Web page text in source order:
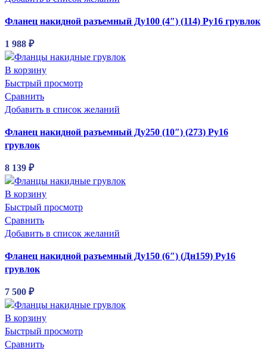
Фланец накидной разъемный Ду100 (4″) (114) Ру16 грувлок
1 988 ₽
В корзину
Быстрый просмотр
Сравнить
Добавить в список желаний
Фланец накидной разъемный Ду250 (10″) (273) Ру16
грувлок
8 139 ₽
В корзину
Быстрый просмотр
Сравнить
Добавить в список желаний
Фланец накидной разъемный Ду150 (6″) (Дн159) Ру16
грувлок
7 500 ₽
В корзину
Быстрый просмотр
Сравнить